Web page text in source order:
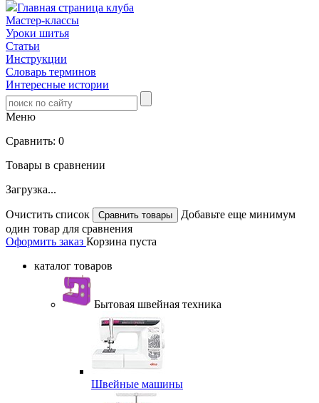
Главная страница клуба
Мастер-классы
Уроки шитья
Статьи
Инструкции
Словарь терминов
Интересные истории
Меню
Сравнить: 0
Товары в сравнении
Загрузка...
Очистить список
Добавьте еще минимум
один товар для сравнения
Оформить заказ Корзина пуста
каталог товаров
Бытовая швейная техника
Швейные машины